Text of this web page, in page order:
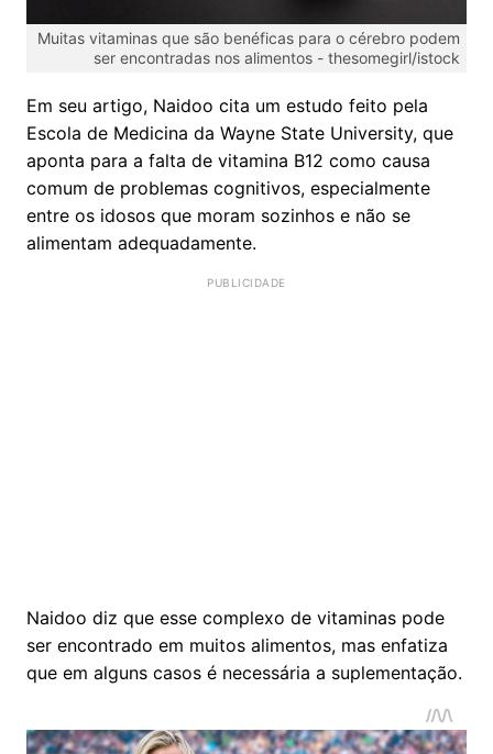
Muitas vitaminas que são benéficas para o cérebro podem
ser encontradas nos alimentos - thesomegirl/istock
Em seu artigo, Naidoo cita um estudo feito pela
Escola de Medicina da Wayne State University, que
aponta para a falta de vitamina B12 como causa
comum de problemas cognitivos, especialmente
entre os idosos que moram sozinhos e não se
alimentam adequadamente.
Naidoo diz que esse complexo de vitaminas pode
ser encontrado em muitos alimentos, mas enfatiza
que em alguns casos é necessária a suplementação.